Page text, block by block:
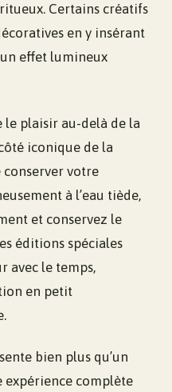
Certains créatifs
en y insérant
effet lumineux
le plaisir au-delà de la
iconique de la
conserver votre
à l’eau tiède,
et conservez le
éditions spéciales
avec le temps,
en petit
bien plus qu’un
expérience complète